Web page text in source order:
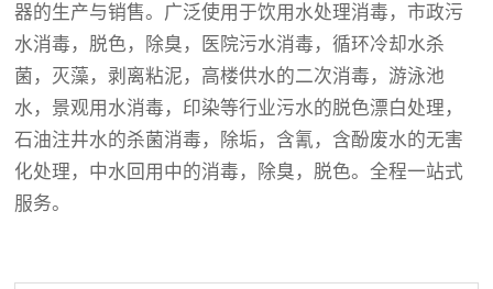
器的生产与销售。广泛使用于饮用水处理消毒，市政污
水消毒，脱色，除臭，医院污水消毒，循环冷却水杀
菌，灭藻，剥离粘泥，高楼供水的二次消毒，游泳池
水，景观用水消毒，印染等行业污水的脱色漂白处理，
石油注井水的杀菌消毒，除垢，含氰，含酚废水的无害
化处理，中水回用中的消毒，除臭，脱色。全程一站式
服务。